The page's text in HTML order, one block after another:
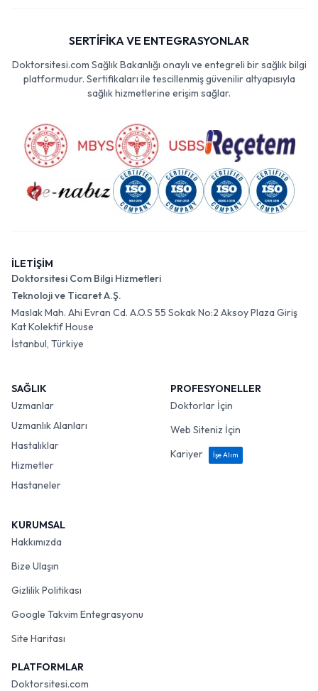
SERTİFİKA VE ENTEGRASYONLAR
Doktorsitesi.com Sağlık Bakanlığı onaylı ve entegreli bir sağlık bilgi
platformudur. Sertifikaları ile tescillenmiş güvenilir altyapısıyla
sağlık hizmetlerine erişim sağlar.
İLETİŞİM
Doktorsitesi Com Bilgi Hizmetleri
Teknoloji ve Ticaret A.Ş.
Maslak Mah. Ahi Evran Cd. A.O.S 55 Sokak No:2 Aksoy Plaza Giriş
Kat Kolektif House
İstanbul, Türkiye
SAĞLIK
Uzmanlar
Uzmanlık Alanları
Hastalıklar
Hizmetler
Hastaneler
PROFESYONELLER
Doktorlar İçin
Web Siteniz İçin
Kariyer
İşe Alım
KURUMSAL
Hakkımızda
Bize Ulaşın
Gizlilik Politikası
Google Takvim Entegrasyonu
Site Haritası
PLATFORMLAR
Doktorsitesi.com